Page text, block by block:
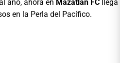
año, ahora en Mazatlán FC llega
en la Perla del Pacífico.